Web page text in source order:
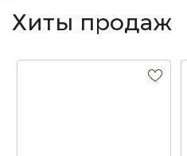
Хиты продаж